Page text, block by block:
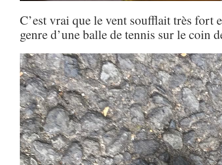
C’est vrai que le vent soufflait très fort
genre d’une balle de tennis sur le coin